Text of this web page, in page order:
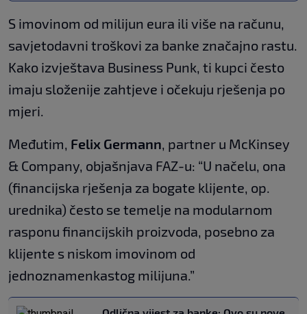
S imovinom od milijun eura ili više na računu,
savjetodavni troškovi za banke značajno rastu.
Kako izvještava Business Punk, ti kupci često
imaju složenije zahtjeve i očekuju rješenja po
mjeri.
Međutim, Felix Germann, partner u McKinsey
& Company, objašnjava FAZ-u: “U načelu, ona
(financijska rješenja za bogate klijente, op.
urednika) često se temelje na modularnom
rasponu financijskih proizvoda, posebno za
klijente s niskom imovinom od
jednoznamenkastog milijuna.”